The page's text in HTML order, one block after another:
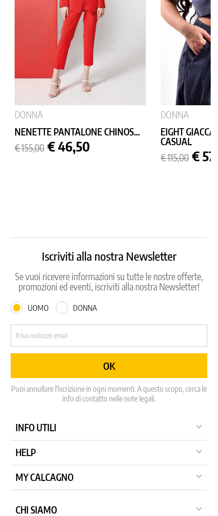
DONNA
NENETTE PANTALONE CHINOS...
Prezzo
base
€ 155,00 Prezzo
€ 46,50
DONNA
EIGHT
CASUAL
Prezzo
base
€ 115,00 €
Iscriviti alla nostra Newsletter
Se vuoi ricevere informazioni su tutte le nostre offerte,
promozioni ed eventi, iscriviti alla nostra Newsletter!
UOMO DONNA
Puoi annullare l'iscrizione in ogni momenti. A questo scopo, cerca le
info di contatto nelle note legali.
INFO UTILI 
HELP 
MY CALCAGNO 
CHI SIAMO 